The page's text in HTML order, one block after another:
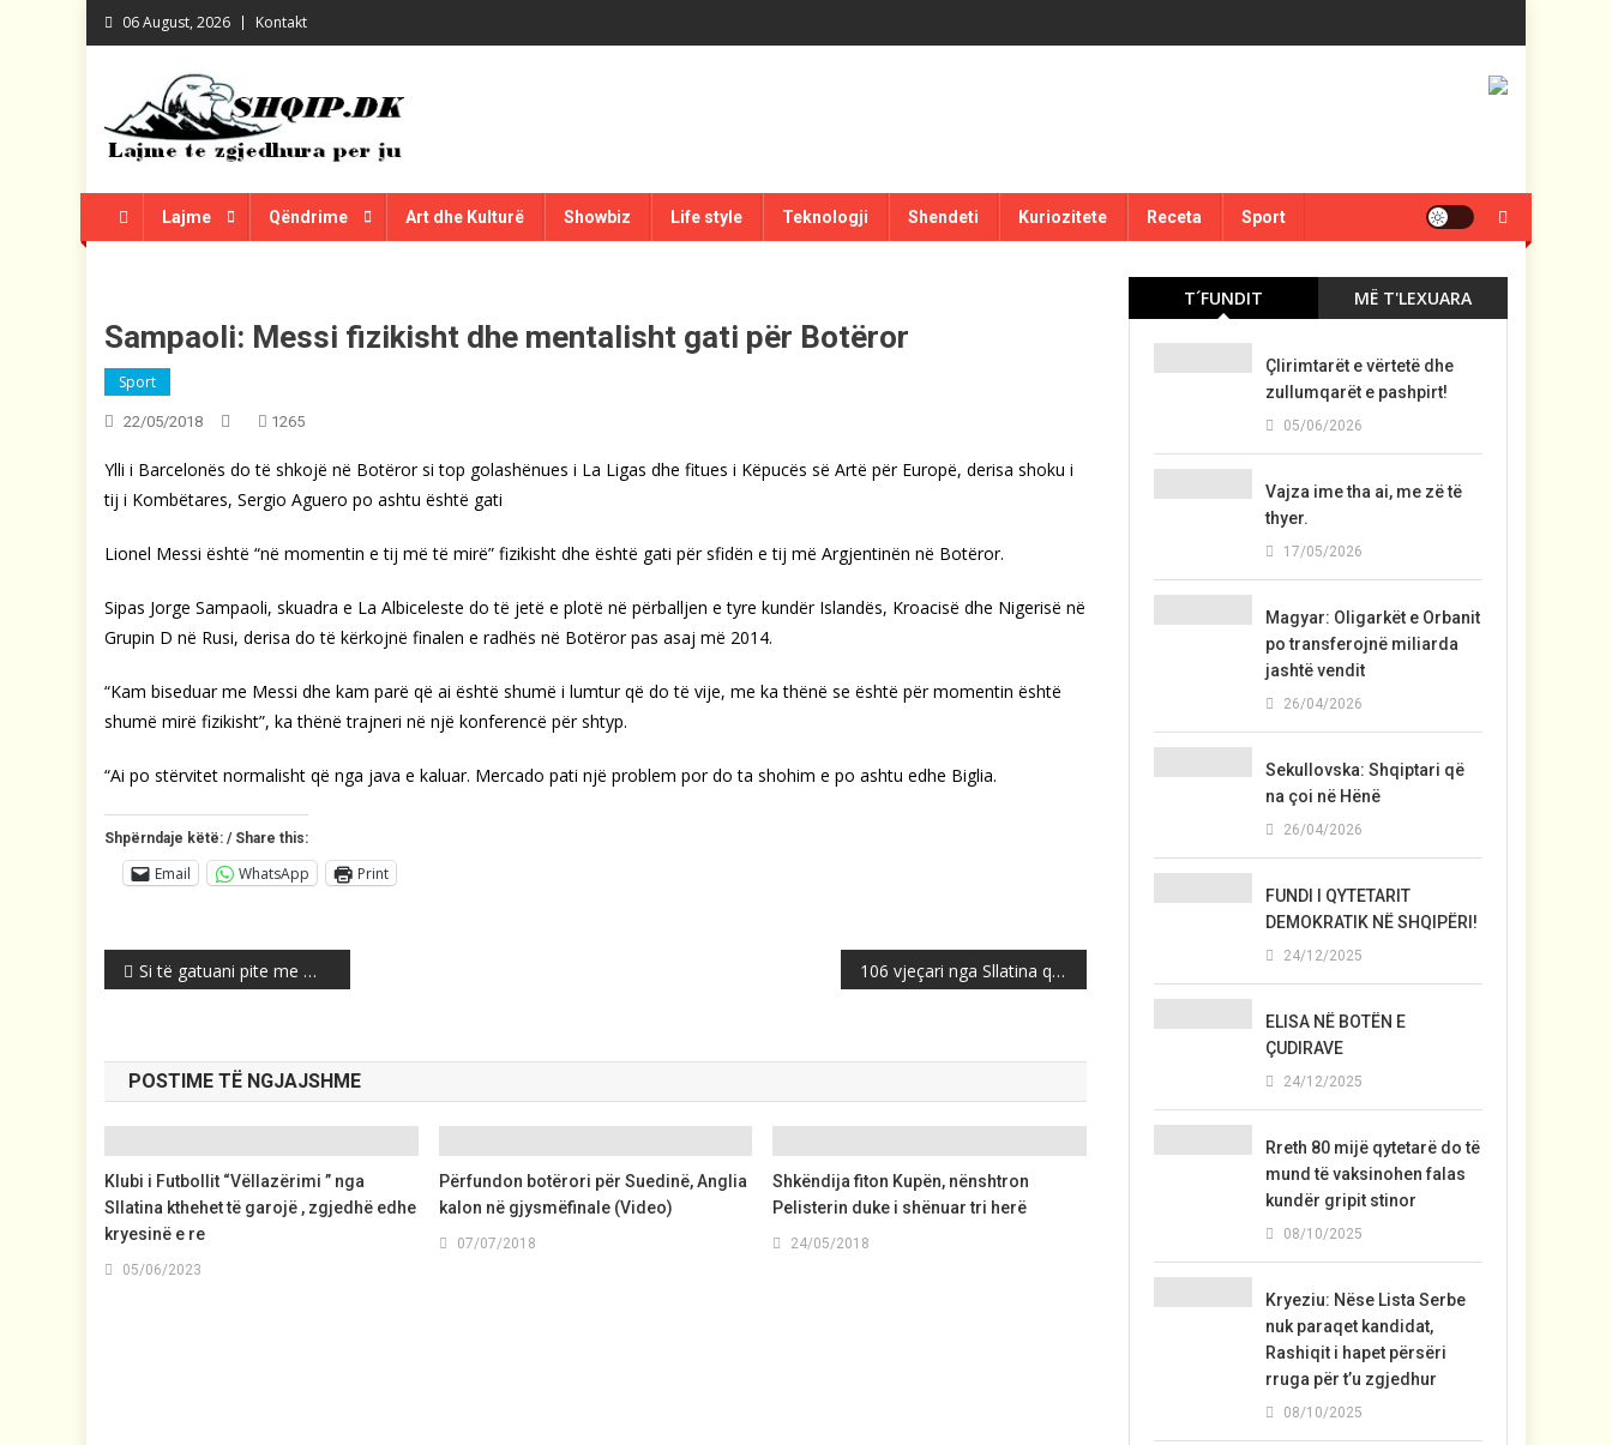
Skip
to
06 August, 2026 Kontakt
Lajme Qëndrime Art dhe Kulturë Showbiz Life style Teknologji Shendeti Kuriozitete Receta Sport
Sampaoli: Messi fizikisht dhe mentalisht gati për Botëror
Sport
22/05/2018 1265
Ylli i Barcelonës do të shkojë në Botëror si top golashënues i La Ligas dhe fitues i Këpucës së Artë për Europë, derisa shoku i
tij i Kombëtares, Sergio Aguero po ashtu është gati
Lionel Messi është “në momentin e tij më të mirë” fizikisht dhe është gati për sfidën e tij më Argjentinën në Botëror.
Sipas Jorge Sampaoli, skuadra e La Albiceleste do të jetë e plotë në përballjen e tyre kundër Islandës, Kroacisë dhe Nigerisë në
Grupin D në Rusi, derisa do të kërkojnë finalen e radhës në Botëror pas asaj më 2014.
“Kam biseduar me Messi dhe kam parë që ai është shumë i lumtur që do të vije, me ka thënë se është për momentin është
shumë mirë fizikisht”, ka thënë trajneri në një konferencë për shtyp.
“Ai po stërvitet normalisht që nga java e kaluar. Mercado pati një problem por do ta shohim e po ashtu edhe Biglia.
Shpërndaje këtë: / Share this:
Email WhatsApp Print
Post
navigation
Si të gatuani pite me mish 106 vjeçari nga Sllatina që agjëron Ramazanin
POSTIME TË NGJAJSHME
Klubi i Futbollit “Vëllazërimi ” nga
Sllatina kthehet të garojë , zgjedhë edhe
kryesinë e re
05/06/2023
Përfundon botërori për Suedinë, Anglia
kalon në gjysmëfinale (Video)
07/07/2018
Shkëndija fiton Kupën, nënshtron
Pelisterin duke i shënuar tri herë
24/05/2018
T´FUNDIT MË T'LEXUARA
Çlirimtarët e vërtetë dhe
zullumqarët e pashpirt!
05/06/2026
Vajza ime tha ai, me zë të
thyer.
17/05/2026
Magyar: Oligarkët e Orbanit
po transferojnë miliarda
jashtë vendit
26/04/2026
Sekullovska: Shqiptari që
na çoi në Hënë
26/04/2026
FUNDI I QYTETARIT
DEMOKRATIK NË SHQIPËRI!
24/12/2025
ELISA NË BOTËN E
ÇUDIRAVE
24/12/2025
Rreth 80 mijë qytetarë do të
mund të vaksinohen falas
kundër gripit stinor
08/10/2025
Kryeziu: Nëse Lista Serbe
nuk paraqet kandidat,
Rashiqit i hapet përsëri
rruga për t’u zgjedhur
08/10/2025